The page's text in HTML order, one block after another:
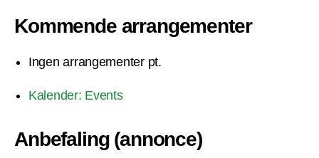
Kommende arrangementer
Ingen arrangementer pt.
Kalender: Events
Anbefaling (annonce)